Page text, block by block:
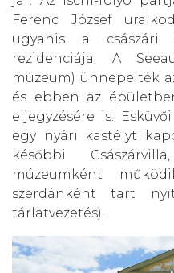
Ferenc József
ugyanis a császári
rezidenciája. A
múzeum) ünnepelték
és ebben az
eljegyzésére is.
egy nyári kastélyt
későbbi
múzeumként
szerdánként tart
tárlatvezetés).